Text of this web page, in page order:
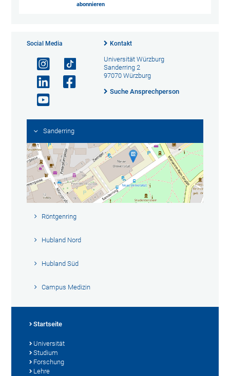
abonnieren
Social Media Kontakt
Universität Würzburg
Sanderring 2
97070 Würzburg
Suche Ansprechperson
Sanderring
Röntgenring
Hubland Nord
Hubland Süd
Campus Medizin
Startseite
Universität
Studium
Forschung
Lehre